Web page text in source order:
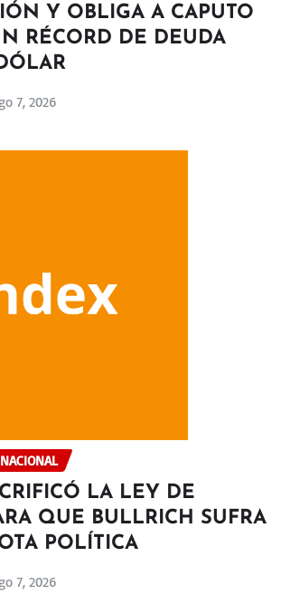
Y OBLIGA A CAPUTO
RÉCORD DE DEUDA
7, 2026
NACIONAL
LA LEY DE
QUE BULLRICH SUFRA
POLÍTICA
7, 2026